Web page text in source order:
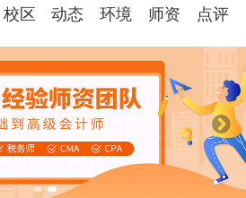
校区 动态 环境 师资 点评